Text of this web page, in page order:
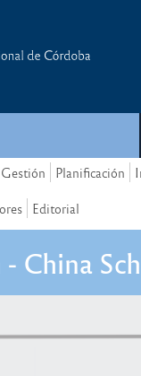
Gestión Planificación
Editorial
China